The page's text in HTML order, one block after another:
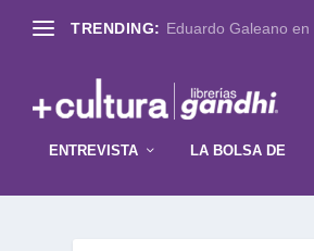
TRENDING: Eduardo Galeano
ENTREVISTA LA BOLSA DE